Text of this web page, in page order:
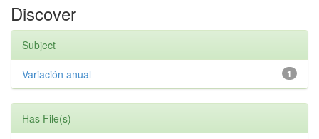
Discover
Subject
1
Variación anual
Has File(s)